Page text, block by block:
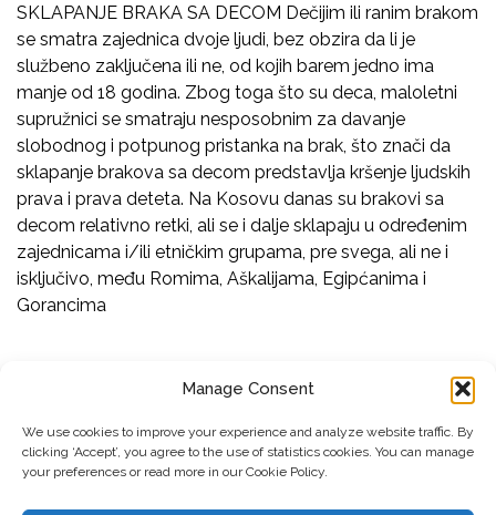
Manage Consent
We use cookies to improve your experience and analyze website traffic. By
clicking ‘Accept’, you agree to the use of statistics cookies. You can manage
your preferences or read more in our Cookie Policy.
SKLAPANJE BRAKA SA DECOM Dečijim ili ranim brakom
se smatra zajednica dvoje ljudi, bez obzira da li je
službeno zaključena ili ne, od kojih barem jedno ima
manje od 18 godina. Zbog toga što su deca, maloletni
supružnici se smatraju nesposobnim za davanje
slobodnog i potpunog pristanka na brak, što znači da
sklapanje brakova sa decom predstavlja kršenje ljudskih
prava i prava deteta. Na Kosovu danas su brakovi sa
decom relativno retki, ali se i dalje sklapaju u određenim
zajednicama i/ili etničkim grupama, pre svega, ali ne i
isključivo, među Romima, Aškalijama, Egipćanima i
Gorancima
EMAIL ADDRESS